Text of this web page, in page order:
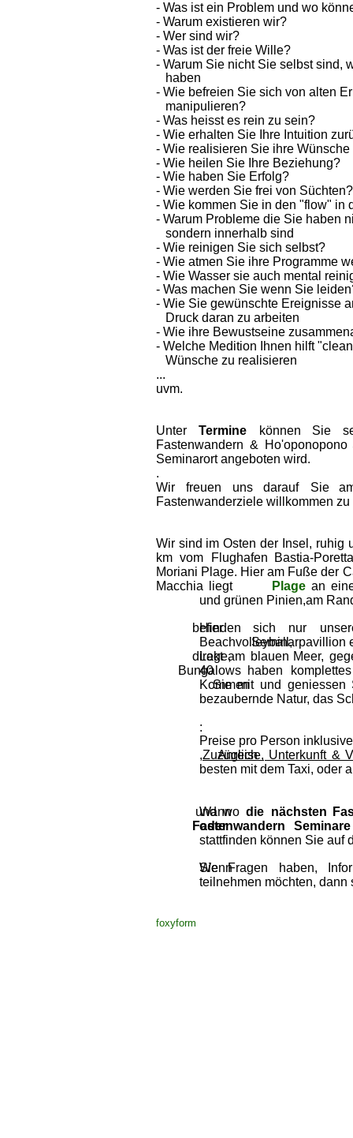
- Was ist ein Problem und wo
- Warum existieren wir?
- Wer sind wir?
- Was ist der freie Wille?
- Warum Sie nicht Sie selbst sind,
haben
- Wie befreien Sie sich von alten
manipulieren?
- Was heisst es rein zu sein?
- Wie erhalten Sie Ihre Intuition
- Wie realisieren Sie ihre
- Wie heilen Sie Ihre Beziehung?
- Wie haben Sie Erfolg?
- Wie werden Sie frei von Süchten?
- Wie kommen Sie in den "flow" in
- Warum Probleme die Sie haben
sondern innerhalb sind
- Wie reinigen Sie sich selbst?
- Wie atmen Sie ihre Programme
- Wie Wasser sie auch mental
- Was machen Sie wenn Sie
- Wie Sie gewünschte Ereignisse
Druck daran zu arbeiten
- Wie ihre Bewustseine
- Welche Medition Ihnen hilft
Wünsche zu realisieren
...
uvm.
Unter Termine können Sie
Fastenwandern & Ho'oponopono
Seminarort angeboten wird.
.
Wir freuen uns darauf Sie
Fastenwanderziele willkommen
Wir sind im Osten der Insel, ruhig
km vom Flughafen Bastia-
Moriani Plage. Hier am Fuße der
Macchia
liegt Plage an
und grünen Pinien,am
Hier
befinden sich nur
Beachvolleyball, Seminarpavillion
Lage,
direkt am blauen Meer,
40
Bungalows haben
Kommen
Sie mit und geniessen
bezaubernde Natur, das
:
Preise pro Person
,Zuzüglich
Anreise, Unterkunft &
besten mit dem Taxi, oder
Wann
und wo die nächsten
oder
Fastenwandern
stattfinden können Sie auf
Wenn
Sie Fragen haben,
teilnehmen möchten, dann
foxyform